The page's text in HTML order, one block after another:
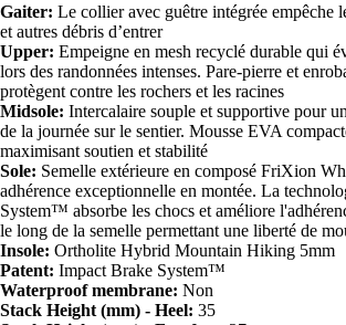
Gaiter: Le collier avec guêtre intégrée empêche
et autres débris d’entrer
Upper: Empeigne en mesh recyclé durable qui
lors des randonnées intenses. Pare-pierre et
protègent contre les rochers et les racines
Midsole: Intercalaire souple et supportive pour
de la journée sur le sentier. Mousse EVA
maximisant soutien et stabilité
Sole: Semelle extérieure en composé FriXion
adhérence exceptionnelle en montée. La
System™ absorbe les chocs et améliore
le long de la semelle permettant une liberté de
Insole: Ortholite Hybrid Mountain Hiking 5mm
Patent: Impact Brake System™
Waterproof membrane: Non
Stack Height (mm) - Heel: 35